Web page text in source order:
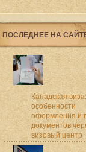
ПОСЛЕДНЕЕ НА
Канадская виза:
особенности
оформления и
документов
визовый центр